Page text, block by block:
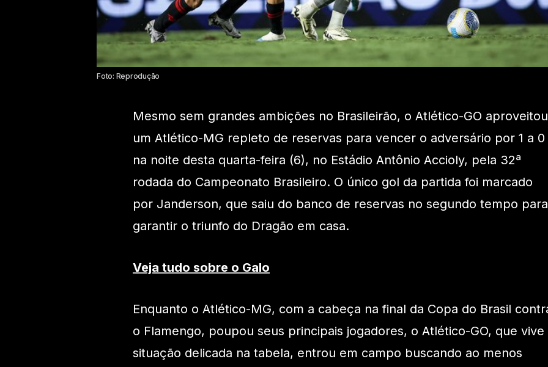
Foto: Reprodução
Mesmo sem grandes ambições no Brasileirão, o Atlético-GO aproveitou
um Atlético-MG repleto de reservas para vencer o adversário por 1 a 0
na noite desta quarta-feira (6), no Estádio Antônio Accioly, pela 32ª
rodada do Campeonato Brasileiro. O único gol da partida foi marcado
por Janderson, que saiu do banco de reservas no segundo tempo para
garantir o triunfo do Dragão em casa.
Veja tudo sobre o Galo
Enquanto o Atlético-MG, com a cabeça na final da Copa do Brasil
o Flamengo, poupou seus principais jogadores, o Atlético-GO, que vive
situação delicada na tabela, entrou em campo buscando ao menos